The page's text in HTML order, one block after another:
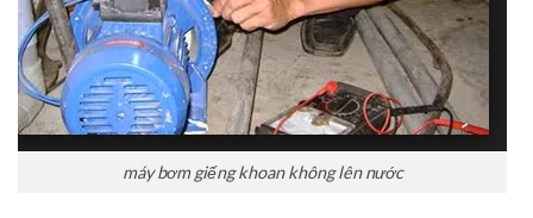
máy bơm giếng khoan không lên nước